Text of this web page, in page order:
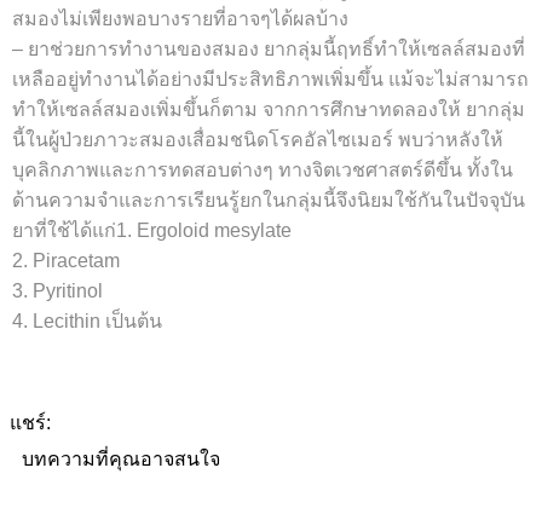
สมองไม่เพียงพอบางรายที่อาจๆได้ผลบ้าง
– ยาช่วยการทำงานของสมอง ยากลุ่มนี้ฤทธิ์ทำให้เซลล์สมองที่
เหลืออยู่ทำงานได้อย่างมีประสิทธิภาพเพิ่มขึ้น แม้จะไม่สามารถ
ทำให้เซลล์สมองเพิ่มขึ้นก็ตาม จากการศึกษาทดลองให้ ยากลุ่ม
นี้ในผู้ป่วยภาวะสมองเสื่อมชนิดโรคอัลไซเมอร์ พบว่าหลังให้
บุคลิกภาพและการทดสอบต่างๆ ทางจิตเวชศาสตร์ดีขึ้น ทั้งใน
ด้านความจำและการเรียนรู้ยกในกลุ่มนี้จึงนิยมใช้กันในปัจจุบัน
ยาที่ใช้ได้แก่1. Ergoloid mesylate
2. Piracetam
3. Pyritinol
4. Lecithin เป็นต้น
แชร์:
บทความที่คุณอาจสนใจ